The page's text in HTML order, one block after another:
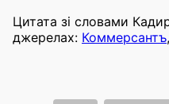
Цитата зі словами
джерелах: Коммерсантъ,